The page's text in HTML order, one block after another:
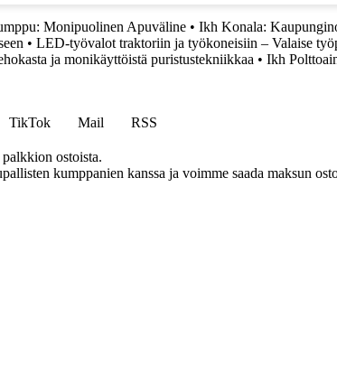
Monipuolinen Apuväline • Ikh Konala:
• LED-työvalot traktoriin ja työkoneisiin – Valaise
ja monikäyttöistä puristustekniikkaa • Ikh
TikTok Mail
RSS
ostoista.
kumppanien kanssa ja voimme saada maksun